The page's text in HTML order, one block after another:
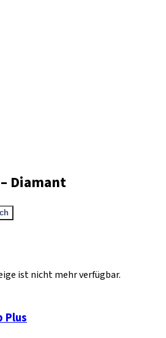
– Diamant
ist nicht mehr verfügbar.
Plus